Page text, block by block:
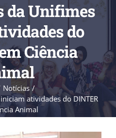
da Unifimes
do
Ciência
Notícias
atividades do DINTER
Animal